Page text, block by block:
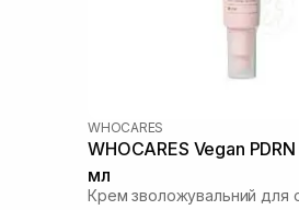
WHOCARES
WHOCARES Vegan
мл